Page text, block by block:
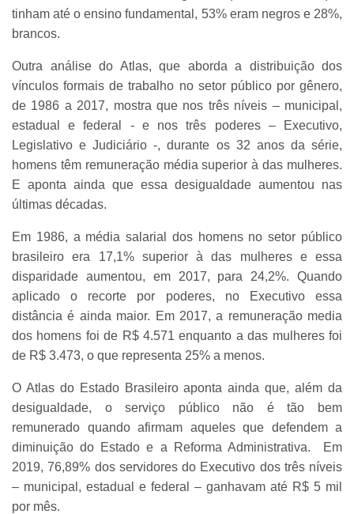
tinham até o ensino fundamental, 53% eram negros e 28%,
brancos.
Outra análise do Atlas, que aborda a distribuição dos
vínculos formais de trabalho no setor público por gênero,
de 1986 a 2017, mostra que nos três níveis – municipal,
estadual e federal - e nos três poderes – Executivo,
Legislativo e Judiciário -, durante os 32 anos da série,
homens têm remuneração média superior à das mulheres.
E aponta ainda que essa desigualdade aumentou nas
últimas décadas.
Em 1986, a média salarial dos homens no setor público
brasileiro era 17,1% superior à das mulheres e essa
disparidade aumentou, em 2017, para 24,2%. Quando
aplicado o recorte por poderes, no Executivo essa
distância é ainda maior. Em 2017, a remuneração media
dos homens foi de R$ 4.571 enquanto a das mulheres foi
de R$ 3.473, o que representa 25% a menos.
O Atlas do Estado Brasileiro aponta ainda que, além da
desigualdade, o serviço público não é tão bem
remunerado quando afirmam aqueles que defendem a
diminuição do Estado e a Reforma Administrativa. Em
2019, 76,89% dos servidores do Executivo dos três níveis
– municipal, estadual e federal – ganhavam até R$ 5 mil
por mês.